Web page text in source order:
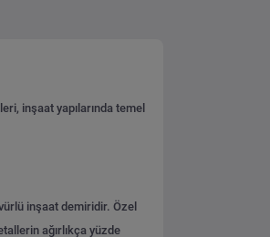
inşaat yapılarında temel
inşaat demiridir. Özel
ağırlıkça yüzde